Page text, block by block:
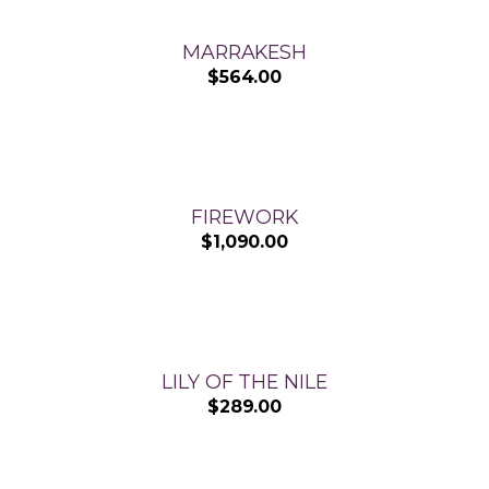
MARRAKESH
$564.00
FIREWORK
$1,090.00
LILY OF THE NILE
$289.00